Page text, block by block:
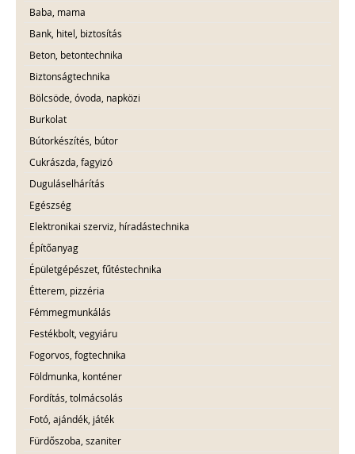
Baba, mama
Bank, hitel, biztosítás
Beton, betontechnika
Biztonságtechnika
Bölcsöde, óvoda, napközi
Burkolat
Bútorkészítés, bútor
Cukrászda, fagyizó
Duguláselhárítás
Egészség
Elektronikai szerviz, híradástechnika
Építőanyag
Épületgépészet, fűtéstechnika
Étterem, pizzéria
Fémmegmunkálás
Festékbolt, vegyiáru
Fogorvos, fogtechnika
Földmunka, konténer
Fordítás, tolmácsolás
Fotó, ajándék, játék
Fürdőszoba, szaniter